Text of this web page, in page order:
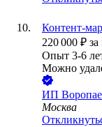
Контент-
220 000 ₽ за
Опыт 3-6
Можно
ИП
Москва